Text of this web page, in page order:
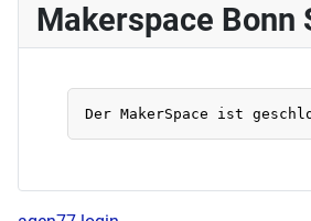
Makerspace Bonn